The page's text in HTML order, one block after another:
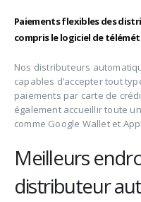
Paiements flexibles des
compris le logiciel de
Nos distributeurs
capables d’accepter tout
paiements par carte de
également accueillir toute
comme Google Wallet et
Meilleurs
distributeur